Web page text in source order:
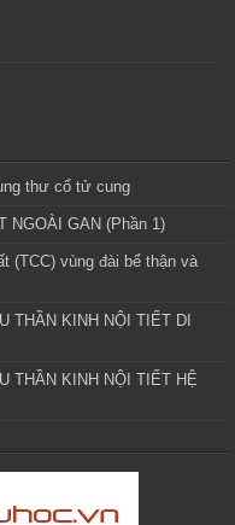
thư cổ tử cung
NGOÀI GAN (Phần 1)
(TCC) vùng đài bể thận và
THẦN KINH NỘI TIẾT DI
THẦN KINH NỘI TIẾT HỆ